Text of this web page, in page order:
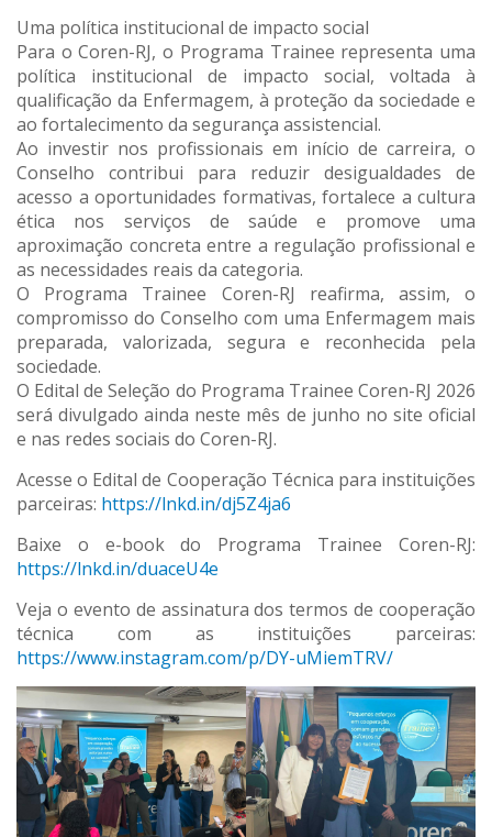
Uma política institucional de impacto social
Para o Coren-RJ, o Programa Trainee representa uma
política institucional de impacto social, voltada à
qualificação da Enfermagem, à proteção da sociedade e
ao fortalecimento da segurança assistencial.
Ao investir nos profissionais em início de carreira, o
Conselho contribui para reduzir desigualdades de
acesso a oportunidades formativas, fortalece a cultura
ética nos serviços de saúde e promove uma
aproximação concreta entre a regulação profissional e
as necessidades reais da categoria.
O Programa Trainee Coren-RJ reafirma, assim, o
compromisso do Conselho com uma Enfermagem mais
preparada, valorizada, segura e reconhecida pela
sociedade.
O Edital de Seleção do Programa Trainee Coren-RJ 2026
será divulgado ainda neste mês de junho no site oficial
e nas redes sociais do Coren-RJ.
Acesse o Edital de Cooperação Técnica para instituições
parceiras: https://lnkd.in/dj5Z4ja6
Baixe o e-book do Programa Trainee Coren-RJ:
https://lnkd.in/duaceU4e
Veja o evento de assinatura dos termos de cooperação
técnica com as instituições parceiras:
https://www.instagram.com/p/DY-uMiemTRV/